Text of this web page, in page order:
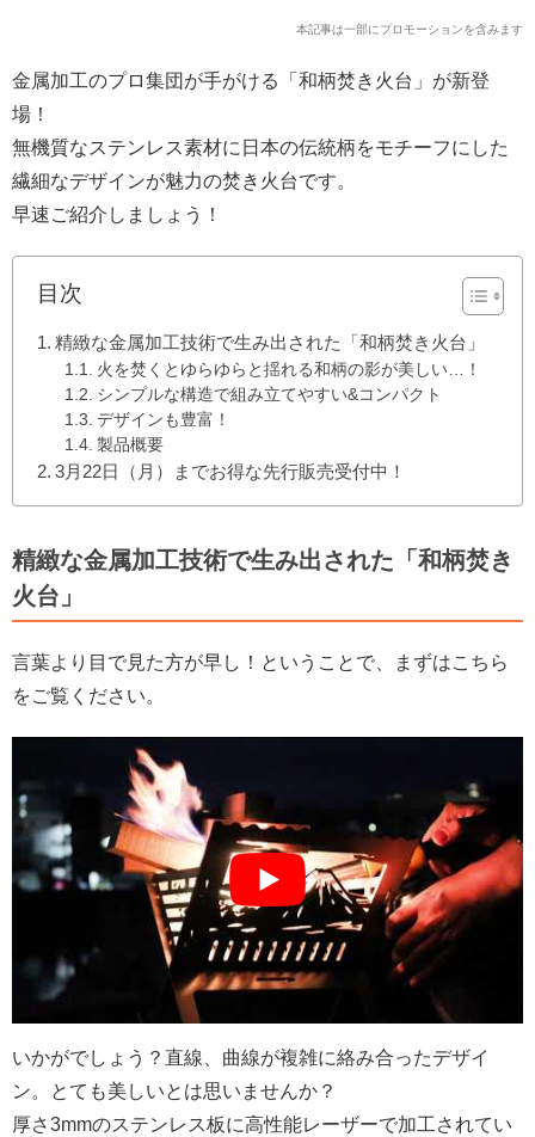
本記事は一部にプロモーションを含みます
金属加工のプロ集団が手がける「和柄焚き火台」が新登
場！
無機質なステンレス素材に日本の伝統柄をモチーフにした
繊細なデザインが魅力の焚き火台です。
早速ご紹介しましょう！
目次
精緻な金属加工技術で生み出された「和柄焚き火台」
火を焚くとゆらゆらと揺れる和柄の影が美しい…！
シンプルな構造で組み立てやすい&コンパクト
デザインも豊富！
製品概要
3月22日（月）までお得な先行販売受付中！
精緻な金属加工技術で生み出された「和柄焚き
火台」
言葉より目で見た方が早し！ということで、まずはこちら
をご覧ください。
いかがでしょう？直線、曲線が複雑に絡み合ったデザイ
ン。とても美しいとは思いませんか？
厚さ3mmのステンレス板に高性能レーザーで加工されてい